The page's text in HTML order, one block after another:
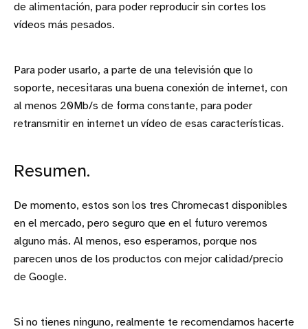
de alimentación, para poder reproducir sin cortes los
vídeos más pesados.
Para poder usarlo, a parte de una televisión que lo
soporte, necesitaras una buena conexión de internet, con
al menos 20Mb/s de forma constante, para poder
retransmitir en internet un vídeo de esas características.
Resumen.
De momento, estos son los tres Chromecast disponibles
en el mercado, pero seguro que en el futuro veremos
alguno más. Al menos, eso esperamos, porque nos
parecen unos de los productos con mejor calidad/precio
de Google.
Si no tienes ninguno, realmente te recomendamos hacerte